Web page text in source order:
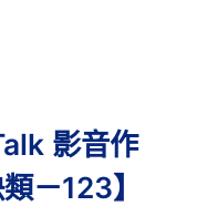
影音作
－123】